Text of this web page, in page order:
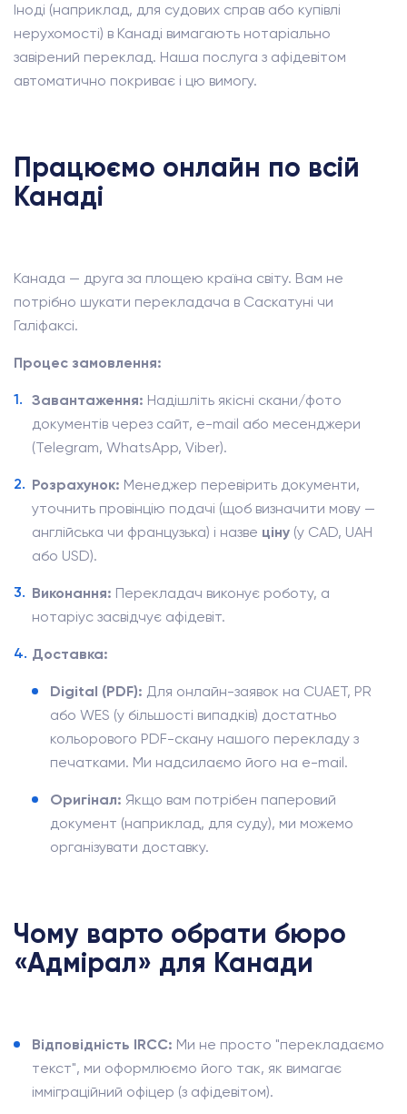
Іноді (наприклад, для судових справ або купівлі
нерухомості) в Канаді вимагають нотаріально
завірений переклад. Наша послуга з афідевітом
автоматично покриває і цю вимогу.
Працюємо онлайн по всій
Канаді
Канада — друга за площею країна світу. Вам не
потрібно шукати перекладача в Саскатуні чи
Галіфаксі.
Процес замовлення:
Завантаження: Надішліть якісні скани/фото
документів через сайт, e-mail або месенджери
(Telegram, WhatsApp, Viber).
Розрахунок: Менеджер перевірить документи,
уточнить провінцію подачі (щоб визначити мову —
англійська чи французька) і назве ціну (у CAD, UAH
або USD).
Виконання: Перекладач виконує роботу, а
нотаріус засвідчує афідевіт.
Доставка:
Digital (PDF): Для онлайн-заявок на CUAET, PR
або WES (у більшості випадків) достатньо
кольорового PDF-скану нашого перекладу з
печатками. Ми надсилаємо його на e-mail.
Оригінал: Якщо вам потрібен паперовий
документ (наприклад, для суду), ми можемо
організувати доставку.
Чому варто обрати бюро
«Адмірал» для Канади
Відповідність IRCC: Ми не просто "перекладаємо
текст", ми оформлюємо його так, як вимагає
імміграційний офіцер (з афідевітом).